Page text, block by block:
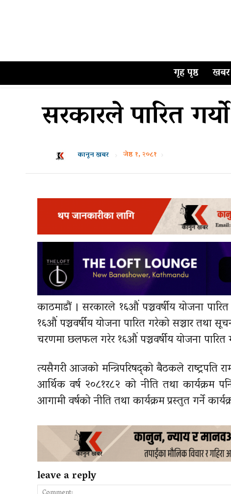
गृह पृष्ठ खबर
सरकारले पारित
कानून खबर जेष्ठ १, २०८१
काठमाडौं । सरकारले १६औं पञ्चवर्षीय योजना
१६औं पञ्चवर्षीय योजना पारित गरेको सञ्चार तथा
चरणमा छलफल गरेर १६औं पञ्चवर्षीय योजना पारित
त्यसैगरी आजको मन्त्रिपरिषद्को बैठकले
आर्थिक वर्ष २०८१र८२ को नीति तथा कार्यक्रम
आगामी वर्षको नीति तथा कार्यक्रम प्रस्तुत गर्ने
leave a reply